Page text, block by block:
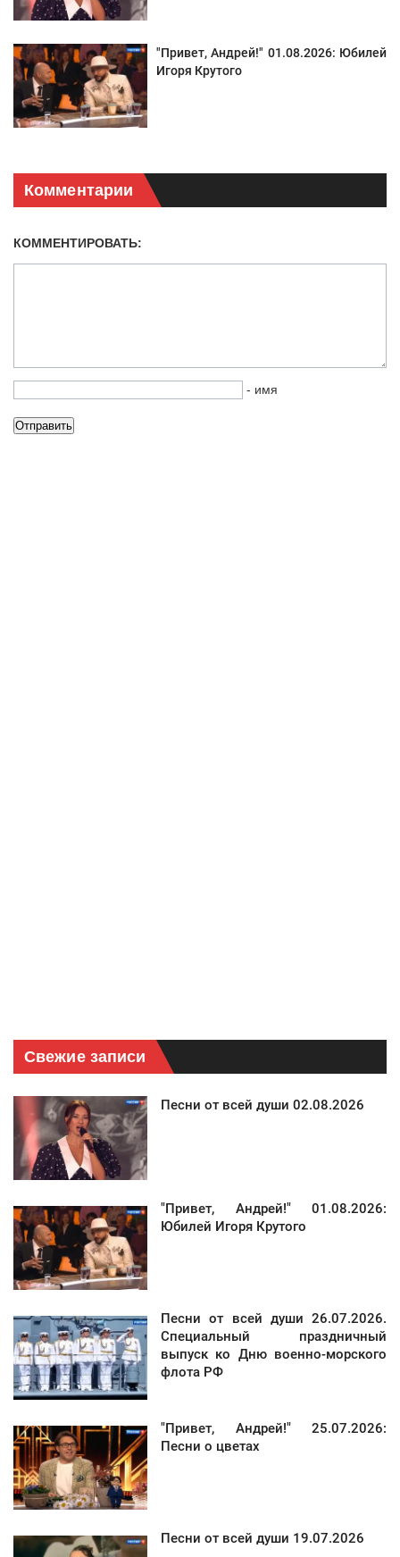
"Привет, Андрей!" 01.08.2026: Юбилей
Игоря Крутого
Комментарии
КОММЕНТИРОВАТЬ:
- имя
Свежие записи
Песни от всей души 02.08.2026
"Привет, Андрей!" 01.08.2026:
Юбилей Игоря Крутого
Песни от всей души 26.07.2026.
Специальный праздничный
выпуск ко Дню военно-морского
флота РФ
"Привет, Андрей!" 25.07.2026:
Песни о цветах
Песни от всей души 19.07.2026